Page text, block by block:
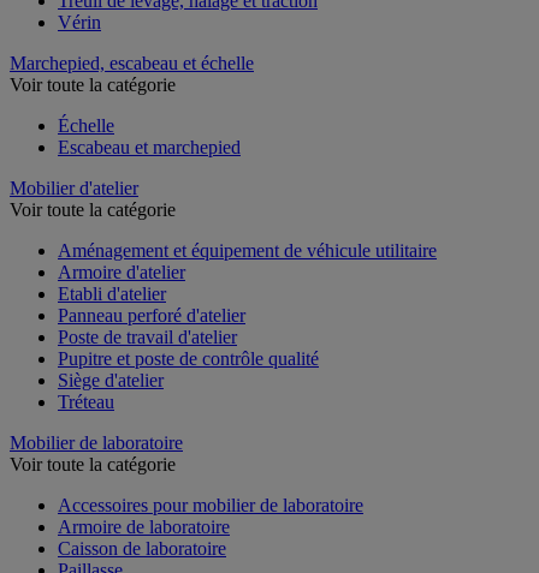
Vérin
Marchepied, escabeau et échelle
Voir toute la catégorie
Échelle
Escabeau et marchepied
Mobilier d'atelier
Voir toute la catégorie
Aménagement et équipement de véhicule utilitaire
Armoire d'atelier
Etabli d'atelier
Panneau perforé d'atelier
Poste de travail d'atelier
Pupitre et poste de contrôle qualité
Siège d'atelier
Tréteau
Mobilier de laboratoire
Voir toute la catégorie
Accessoires pour mobilier de laboratoire
Armoire de laboratoire
Caisson de laboratoire